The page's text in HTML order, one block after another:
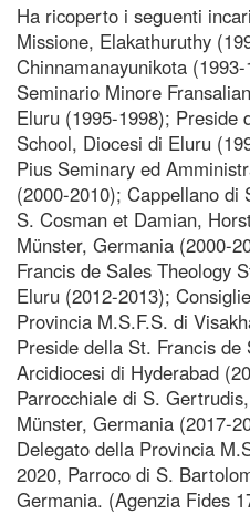
Ha ricoperto i seguenti
Missione, Elakathuruthy
Chinnamanayunikota
Seminario Minore
Eluru (1995-1998); Preside
School, Diocesi di Eluru
Pius Seminary ed
(2000-2010); Cappellano
S. Cosman et Damian,
Münster, Germania (2000-
Francis de Sales Theology
Eluru (2012-2013);
Provincia M.S.F.S. di
Preside della St. Francis
Arcidiocesi di Hyderabad
Parrocchiale di S.
Münster, Germania (2017-
Delegato della Provincia
2020, Parroco di S.
Germania. (Agenzia Fides